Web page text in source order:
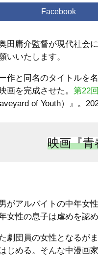
Facebook
田庸介監督が現代社会
いいたします。
作と同名のタイトルを
画を完成させた。 第22
of Youth）』。
映画『
がアルバイトの中年女
女性の息子は虐めを認め
劇団員の女性となるが
じめる。そんな中漫画